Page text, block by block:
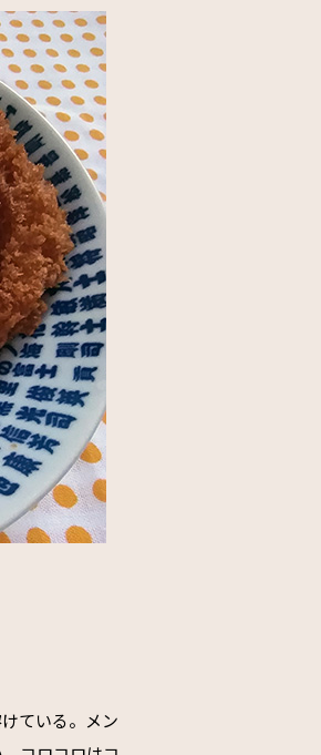
ている。メン